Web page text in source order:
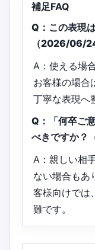
補足FAQ
Q：この表現
（2026/06/
A：使える場
お客様の場合
丁寧な表現へ
Q：「何卒ご
べきですか？
A：親しい相
ない場合もあ
客様向けでは
難です。